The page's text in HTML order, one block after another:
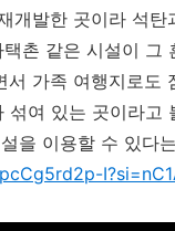
개발한 곳이라 석
촌 같은 시설이
가족 여행지로도
섞여 있는 곳이라고
을 이용할 수 있다